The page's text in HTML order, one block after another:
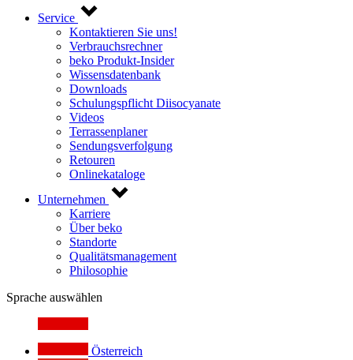
Service
Kontaktieren Sie uns!
Verbrauchsrechner
beko Produkt-Insider
Wissensdatenbank
Downloads
Schulungspflicht Diisocyanate
Videos
Terrassenplaner
Sendungsverfolgung
Retouren
Onlinekataloge
Unternehmen
Karriere
Über beko
Standorte
Qualitätsmanagement
Philosophie
Sprache auswählen
Österreich